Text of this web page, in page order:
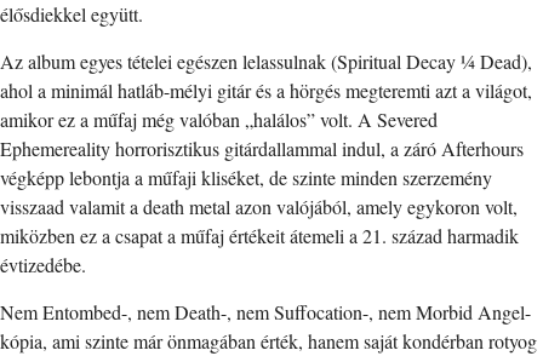
élősdiekkel együtt.
Az album egyes tételei egészen lelassulnak (Spiritual Decay ¼ Dead),
ahol a minimál hatláb-mélyi gitár és a hörgés megteremti azt a világot,
amikor ez a műfaj még valóban „halálos” volt. A Severed
Ephemereality horrorisztikus gitárdallammal indul, a záró Afterhours
végképp lebontja a műfaji kliséket, de szinte minden szerzemény
visszaad valamit a death metal azon valójából, amely egykoron volt,
miközben ez a csapat a műfaj értékeit átemeli a 21. század harmadik
évtizedébe.
Nem Entombed-, nem Death-, nem Suffocation-, nem Morbid Angel-
kópia, ami szinte már önmagában érték, hanem saját kondérban rotyog